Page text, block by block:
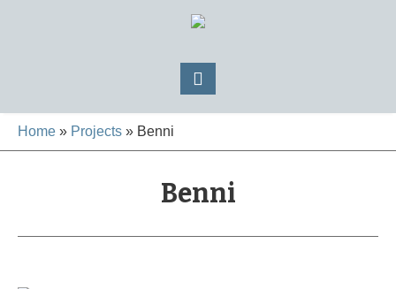
Home » Projects » Benni
Benni